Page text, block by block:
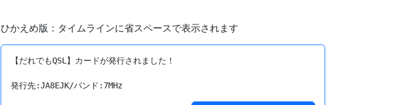
ひかえめ版：タイムラインに省スペースで表示されます
【だれでもQSL】カードが発行されました！